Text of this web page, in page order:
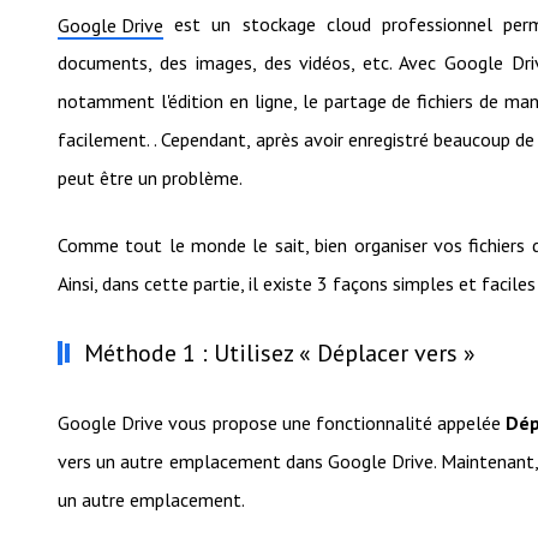
Google Drive est un stockage cloud professionnel
documents, des images, des vidéos, etc. Avec Google
notamment l'édition en ligne, le partage de fichiers de
facilement. . Cependant, après avoir enregistré beaucoup
peut être un problème.
Comme tout le monde le sait, bien organiser vos
Ainsi, dans cette partie, il existe 3 façons simples et
Méthode 1 : Utilisez « Déplacer vers »
Google Drive vous propose une fonctionnalité appelée
vers un autre emplacement dans Google Drive.
un autre emplacement.